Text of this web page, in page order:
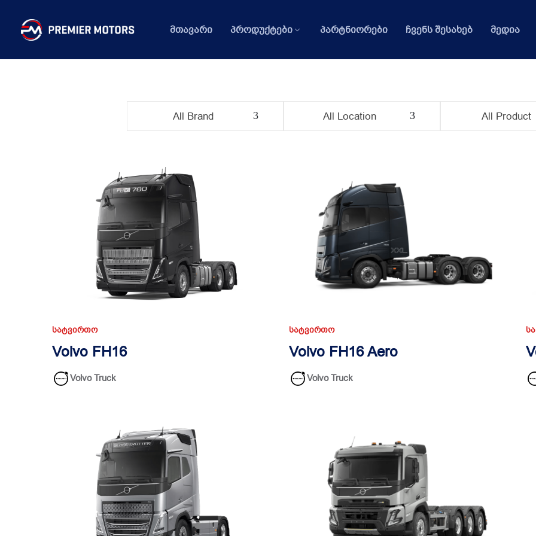
მთავარი პროდუქტები პარტნიორები ჩვენს შესახებ მედია
All Brand All Location All Product
ᲡᲐᲢᲕᲘᲠᲗᲝ
Volvo FH16
Volvo Truck
ᲡᲐᲢᲕᲘᲠᲗᲝ
Volvo FH16 Aero
Volvo Truck